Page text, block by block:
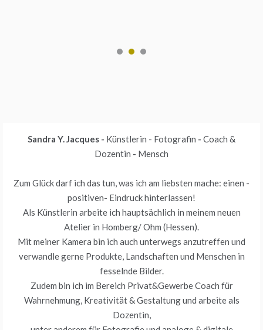
Sandra Y. Jacques - Künstlerin - Fotografin - Coach &
Dozentin - Mensch
Zum Glück darf ich das tun, was ich am liebsten mache: einen -
positiven- Eindruck hinterlassen!
Als Künstlerin arbeite ich hauptsächlich in meinem neuen
Atelier in Homberg/ Ohm (Hessen).
Mit meiner Kamera bin ich auch unterwegs anzutreffen und
verwandle gerne Produkte, Landschaften und Menschen in
fesselnde Bilder.
Zudem bin ich im Bereich Privat&Gewerbe Coach für
Wahrnehmung, Kreativität & Gestaltung und arbeite als
Dozentin,